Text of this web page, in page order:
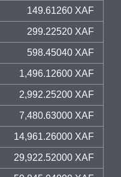
149.61260 XAF
299.22520 XAF
598.45040 XAF
1,496.12600 XAF
2,992.25200 XAF
7,480.63000 XAF
14,961.26000 XAF
29,922.52000 XAF